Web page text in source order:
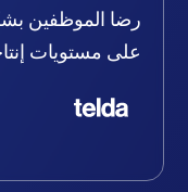
رضا الموظفين
على مستويات